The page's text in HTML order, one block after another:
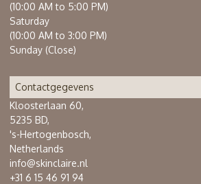
(10:00 AM to 5:00 PM)
Saturday
(10:00 AM to 3:00 PM)
Sunday (Close)
Contactgegevens
Kloosterlaan 60,
5235 BD,
's-Hertogenbosch,
Netherlands
info@skinclaire.nl
+31 6 15 46 91 94